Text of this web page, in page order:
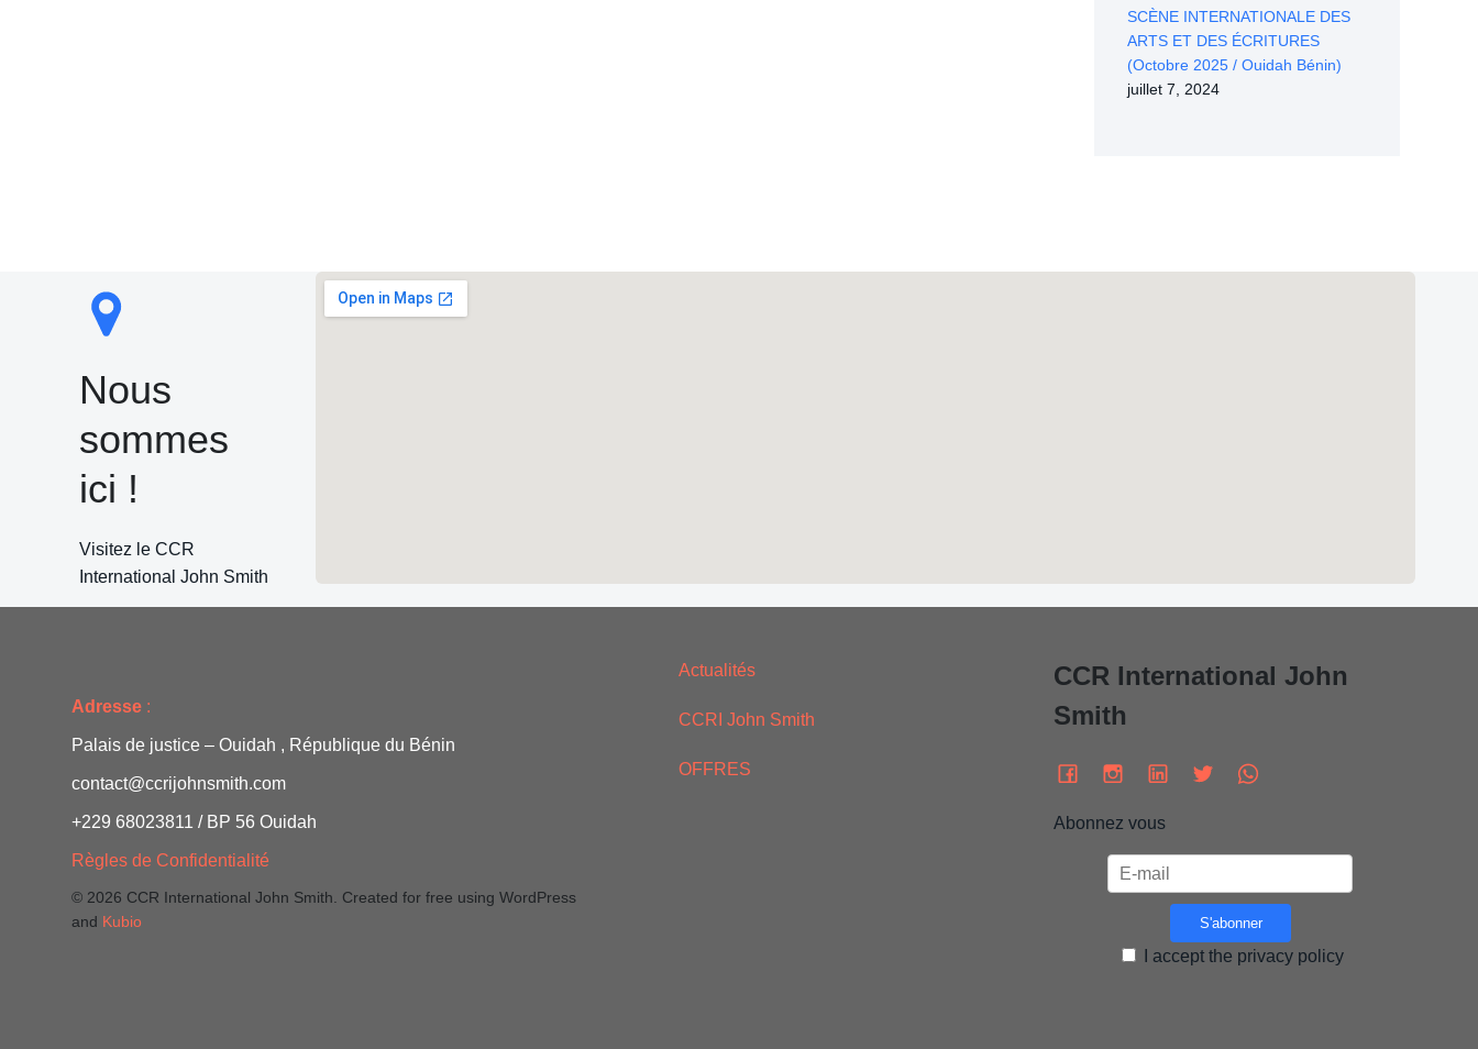
SCÈNE INTERNATIONALE DES
ARTS ET DES ÉCRITURES
(Octobre 2025 / Ouidah Bénin)
juillet 7, 2024
Nous
sommes
ici !
Visitez le CCR
International John Smith
Adresse :
Palais de justice – Ouidah , République du Bénin
contact@ccrijohnsmith.com
+229 68023811 / BP 56 Ouidah
Règles de Confidentialité
© 2026 CCR International John Smith. Created for free using WordPress
and Kubio
Actualités
CCRI John Smith
OFFRES
CCR International John
Smith
Abonnez vous
I accept the privacy policy